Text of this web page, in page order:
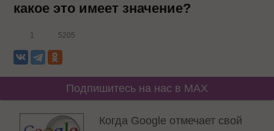
какое это имеет значение?
1 5205
Подпишитесь на нас в MAX
Когда Google отмечает свой